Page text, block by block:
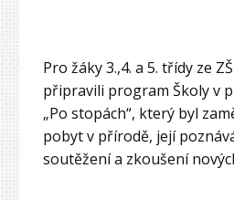
Pro žáky 3.,4. a 5. třídy ze
připravili program Školy v
„Po stopách“, který byl
pobyt v přírodě, její
soutěžení a zkoušení